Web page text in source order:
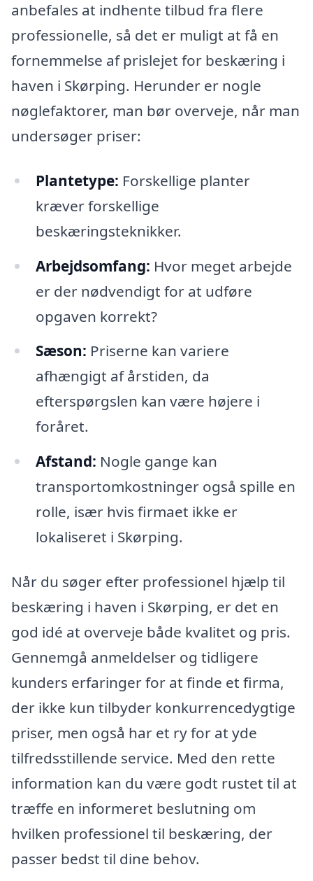
anbefales at indhente tilbud fra flere
professionelle, så det er muligt at få en
fornemmelse af prislejet for beskæring i
haven i Skørping. Herunder er nogle
nøglefaktorer, man bør overveje, når man
undersøger priser:
Plantetype: Forskellige planter
kræver forskellige
beskæringsteknikker.
Arbejdsomfang: Hvor meget arbejde
er der nødvendigt for at udføre
opgaven korrekt?
Sæson: Priserne kan variere
afhængigt af årstiden, da
efterspørgslen kan være højere i
foråret.
Afstand: Nogle gange kan
transportomkostninger også spille en
rolle, især hvis firmaet ikke er
lokaliseret i Skørping.
Når du søger efter professionel hjælp til
beskæring i haven i Skørping, er det en
god idé at overveje både kvalitet og pris.
Gennemgå anmeldelser og tidligere
kunders erfaringer for at finde et firma,
der ikke kun tilbyder konkurrencedygtige
priser, men også har et ry for at yde
tilfredsstillende service. Med den rette
information kan du være godt rustet til at
træffe en informeret beslutning om
hvilken professionel til beskæring, der
passer bedst til dine behov.